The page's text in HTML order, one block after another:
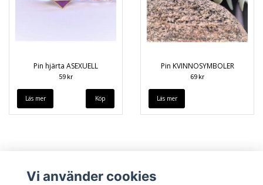
Pin hjärta ASEXUELL
59 kr
Läs mer
Pin KVINNOSYMBOLER
69 kr
Läs mer
Vi använder cookies